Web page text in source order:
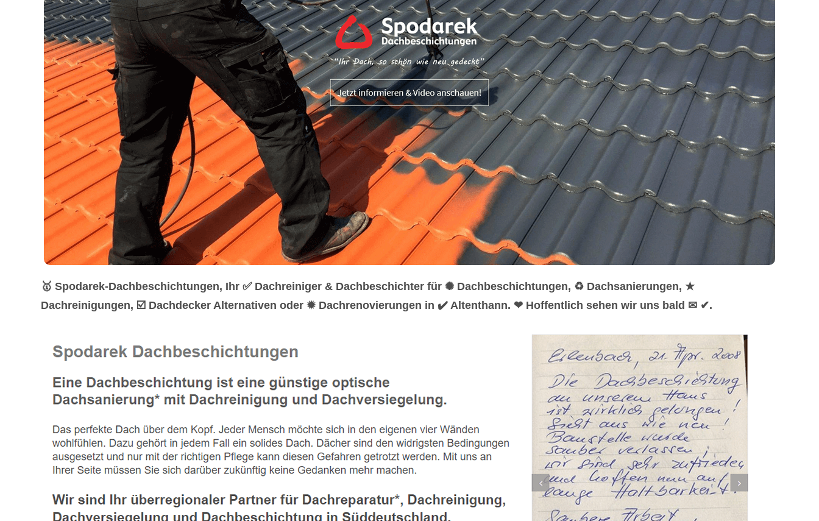
🥇 Spodarek-Dachbeschichtungen, Ihr ✅ Dachreiniger & Dachbeschichter für ✺ Dachbeschichtungen, ♻ Dachsanierungen, ★
Dachreinigungen, ☑️ Dachdecker Alternativen oder ✹ Dachrenovierungen in ✔️ Altenthann. ❤ Hoffentlich sehen wir uns bald ✉ ✔.